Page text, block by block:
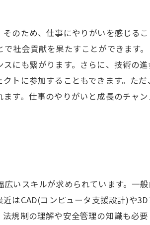
のため、仕事にやりがいを感じる
社会貢献を果たすことができます
にも繋がります。さらに、技術の
トに参加することもできます。た
す。仕事のやりがいと成長のチャ
いスキルが求められています。一
はCAD(コンピュータ支援設計)や
規制の理解や安全管理の知識も必